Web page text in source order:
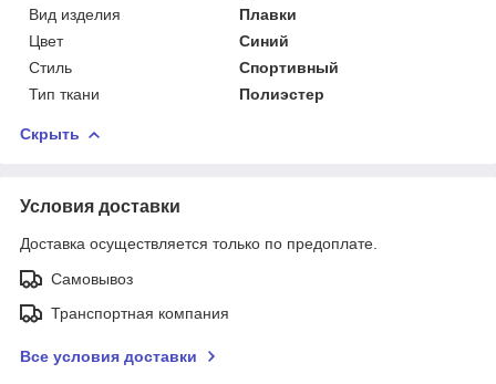
Вид изделия
Плавки
Цвет
Синий
Стиль
Спортивный
Тип ткани
Полиэстер
Скрыть
Условия доставки
Доставка осуществляется только по предоплате.
Самовывоз
Транспортная компания
Все условия доставки